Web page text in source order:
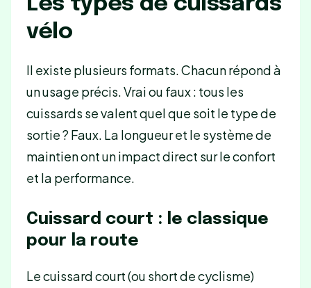
vélo
Il existe plusieurs formats. Chacun répond à
un usage précis. Vrai ou faux : tous les
cuissards se valent quel que soit le type de
sortie ? Faux. La longueur et le système de
maintien ont un impact direct sur le confort
et la performance.
Cuissard court : le classique
pour la route
Le cuissard court (ou short de cyclisme)